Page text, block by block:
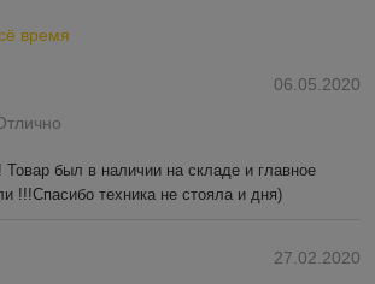
время
06.05.2020
Товар был в наличии на складе и главное
!!!Спасибо техника не стояла и дня)
27.02.2020